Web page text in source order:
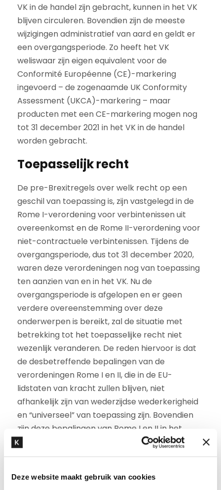
Deze website maakt gebruik van cookies
VK in de handel zijn gebracht, kunnen in het VK
blijven circuleren. Bovendien zijn de meeste
wijzigingen administratief van aard en geldt er
een overgangsperiode. Zo heeft het VK
weliswaar zijn eigen equivalent voor de
Conformité Européenne (CE)-markering
ingevoerd – de zogenaamde UK Conformity
Assessment (UKCA)-markering – maar
producten met een CE-markering mogen nog
tot 31 december 2021 in het VK in de handel
worden gebracht.
Toepasselijk recht
De pre-Brexitregels over welk recht op een
geschil van toepassing is, zijn vastgelegd in de
Rome I-verordening voor verbintenissen uit
overeenkomst en de Rome II-verordening voor
niet-contractuele verbintenissen. Tijdens de
overgangsperiode, dus tot 31 december 2020,
waren deze verordeningen nog van toepassing
ten aanzien van en in het VK. Nu de
overgangsperiode is afgelopen en er geen
verdere overeenstemming over deze
onderwerpen is bereikt, zal de situatie met
betrekking tot het toepasselijke recht niet
wezenlijk veranderen. De reden hiervoor is dat
de desbetreffende bepalingen van de
verordeningen Rome I en II, die in de EU-
lidstaten van kracht zullen blijven, niet
afhankelijk zijn van wederzijdse wederkerigheid
en “universeel” van toepassing zijn. Bovendien
zijn deze bepalingen van Rome I en II in het
nationale recht van het VK opgenomen als
gehandhaafd EU-recht. Bijgevolg zullen de
clausules inzake toepasselijk recht over het